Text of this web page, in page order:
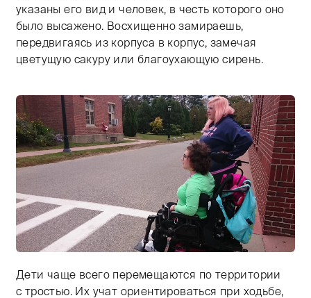
указаны его вид и человек, в честь которого оно
было высажено. Восхищенно замираешь,
передвигаясь из корпуса в корпус, замечая
цветущую сакуру или благоухающую сирень.
Тифлокомментарий: урок по ориентированию в
Дети чаще всего перемещаются по территории
с тростью. Их учат ориентироваться при ходьбе,